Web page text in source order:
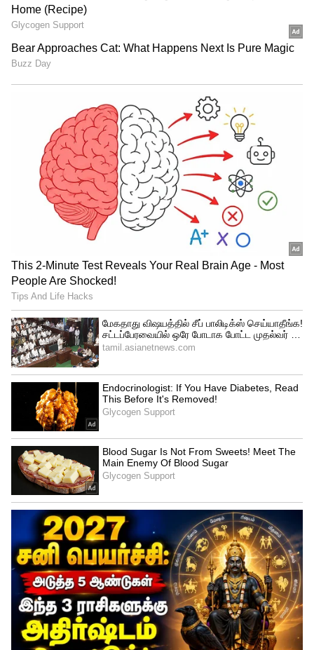
மேற்கொண்டார். இது கிட்டத்தட்ட ஒரு
தசாப்தத்திற்குப் பிறகு அவரது இரண்டாவது
பயணமாகும். அவர் சமீபத்தில் தனது
தனது இந்திய பயணம் தொடர்பான பல
படங்களை பகிர்ந்து வந்தார். அந்த
பதிவில் "தீபாவளி மற்றும் காளி பூஜை
வாழ்த்துக்கள். தீபாவளி மற்றும் ஜெய் காளி
மா" என்று குறிப்பிட்டிருந்தார்..
சுகாதாரத் துறையில் மாற்றம்: மத்திய
அமைச்சர் ஹர்தீப் சிங் பூரி பெருமிதம்!
மிக் ஜாகர், 'Sympathy for the Devil', 'You Can't
Always Get What You Want, and Gimme
Shelter' உள்ளிட்ட பிரபலமான ஹிட்
பாடல்களுக்கு பெயர் பெற்றவர். 2002 இல்
பிரபலமான இசைக்கான சேவைகளுக்காக
அவருக்கு நைட்ஹூட் விருது வழங்கப்பட்டது
என்பது குறிப்பிடத்தக்கது.